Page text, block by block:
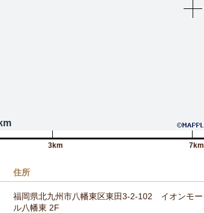
3km 7km
住所
福岡県北九州市八幡東区東田3-2-102 イオンモー
ル八幡東 2F